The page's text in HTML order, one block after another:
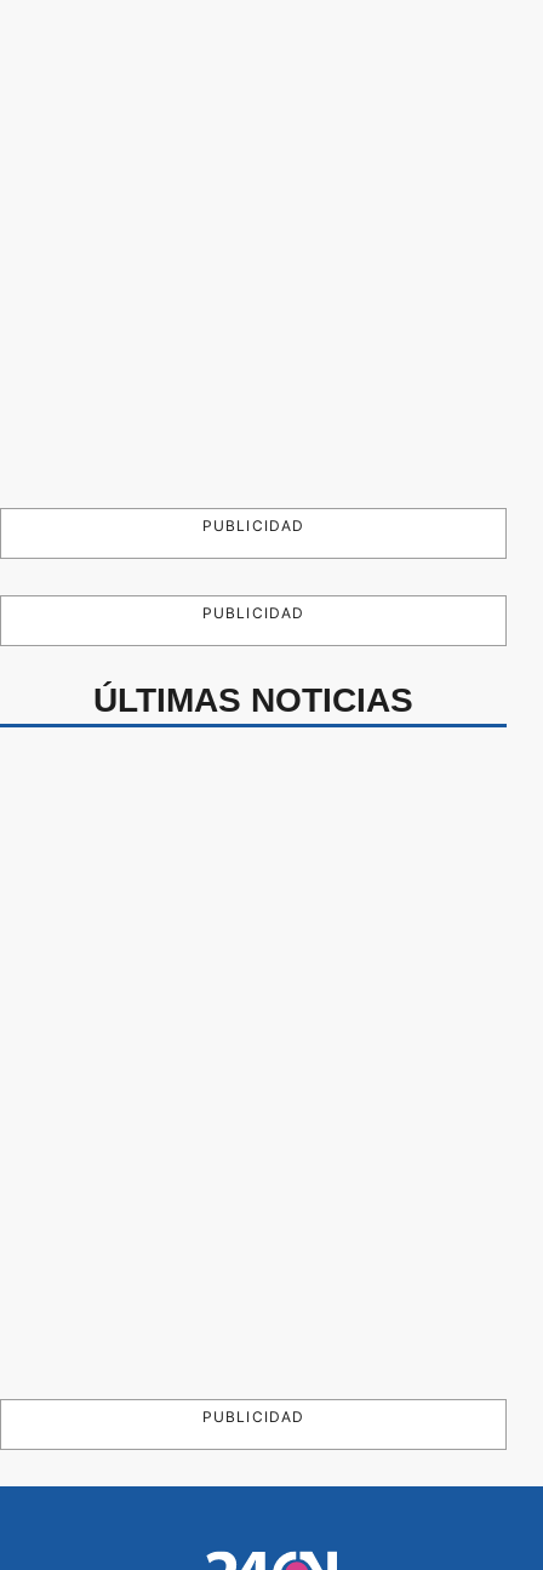
PUBLICIDAD
PUBLICIDAD
ÚLTIMAS NOTICIAS
PUBLICIDAD